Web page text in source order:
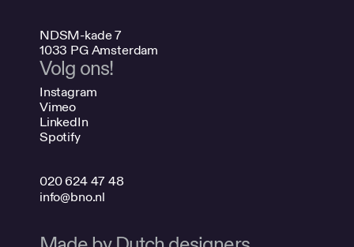
NDSM-kade 7
1033 PG Amsterdam
Volg ons!
Instagram
Vimeo
LinkedIn
Spotify
020 624 47 48
info@bno.nl